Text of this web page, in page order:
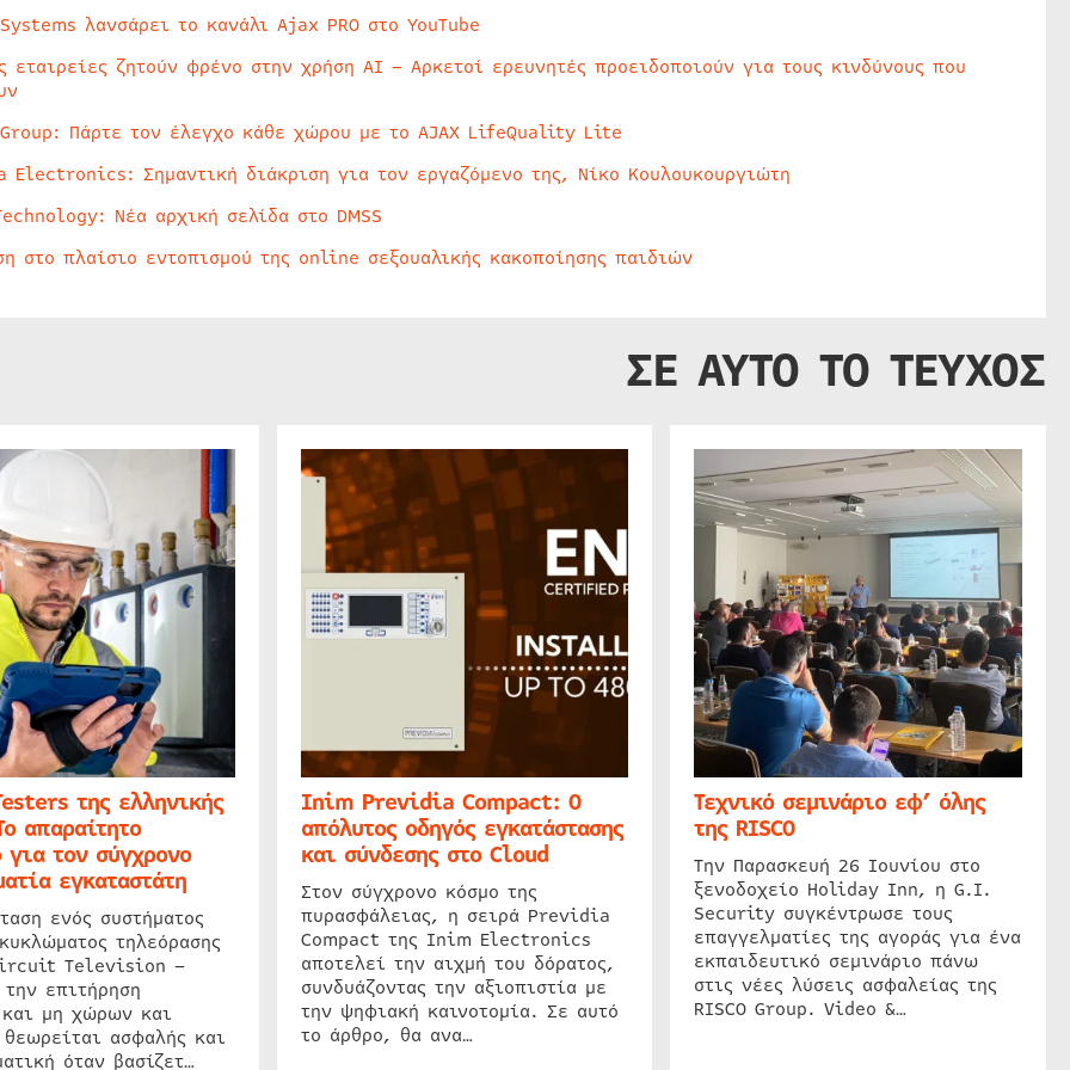
λανσάρει το κανάλι Ajax PRO στο YouTube
εταιρείες ζητούν φρένο στην χρήση AI – Αρκετοί ερευνητές προειδοποιούν για τους κινδύνους που
Group: Πάρτε τον έλεγχο κάθε χώρου με το AJAX LifeQuality Lite
Electronics: Σημαντική διάκριση για τον εργαζόμενο της, Νίκο Κουλουκουργιώτη
Νέα αρχική σελίδα στο DMSS
στο πλαίσιο εντοπισμού της online σεξουαλικής κακοποίησης παιδιών
ΣΕ ΑΥΤΟ ΤΟ ΤΕΥΧΟΣ
της ελληνικής
απαραίτητο
για τον σύγχρονο
εγκαταστάτη
ενός συστήματος
τηλεόρασης
Television –
την επιτήρηση
μη χώρων και
ασφαλής και
όταν βασίζετ…
Inim Previdia Compact: Ο
απόλυτος οδηγός εγκατάστασης
και σύνδεσης στο Cloud
Στον σύγχρονο κόσμο της
πυρασφάλειας, η σειρά Previdia
Compact της Inim Electronics
αποτελεί την αιχμή του δόρατος,
συνδυάζοντας την αξιοπιστία με
την ψηφιακή καινοτομία. Σε αυτό
το άρθρο, θα ανα…
Τεχνικό σεμινάριο εφ’ όλης
της RISCO
Την Παρασκευή 26 Ιουνίου στο
ξενοδοχείο Holiday Inn, η G.I.
Security συγκέντρωσε τους
επαγγελματίες της αγοράς για ένα
εκπαιδευτικό σεμινάριο πάνω
στις νέες λύσεις ασφαλείας της
RISCO Group. Video &…